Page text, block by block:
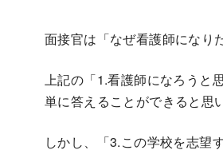
面接官は「なぜ看護師になり
上記の「1.看護師になろうと
単に答えることができると思
しかし、「3.この学校を志望